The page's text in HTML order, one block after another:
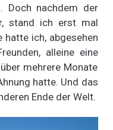
Doch nachdem der
stand ich erst mal
hatte ich, abgesehen
alleine eine
mehrere Monate
hatte. Und das
Ende der Welt.